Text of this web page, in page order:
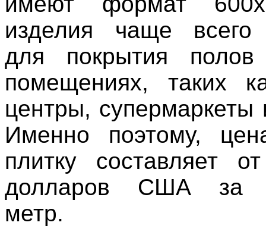
изделия чаще всего
для покрытия
помещениях, таких
центры, супермаркеты
Именно поэтому,
плитку составляет
долларов США за
метр.